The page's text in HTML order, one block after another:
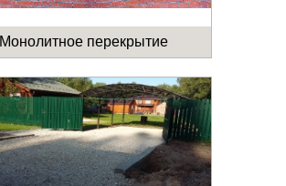
Монолитное перекрытие